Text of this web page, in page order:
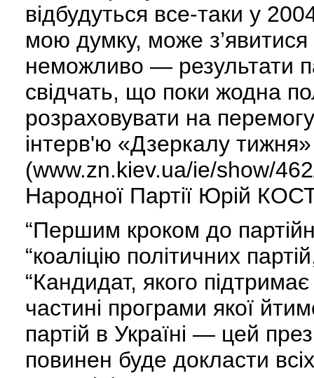
відбудуться все-таки у
мою думку, може з’явитися
неможливо — результати
свідчать, що поки жодна
розраховувати на
інтерв'ю «Дзеркалу тижня»
(www.zn.kiev.ua/ie/show/
Народної Партії Юрій
“Першим кроком до
“коаліцію політичних
“Кандидат, якого підтримає
частині програми якої
партій в Україні — цей
повинен буде докласти